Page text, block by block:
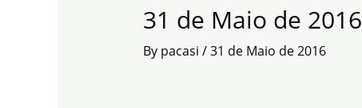
31 de Maio de 2016
By pacasi /31 de Maio de 2016